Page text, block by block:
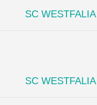
SC
SC